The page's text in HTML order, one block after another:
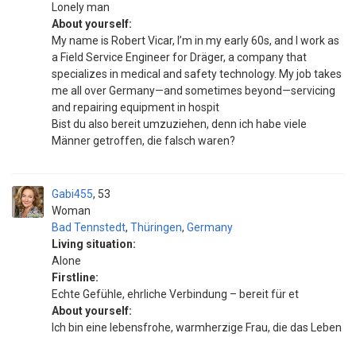
Lonely man
About yourself:
My name is Robert Vicar, I’m in my early 60s, and I work as
a Field Service Engineer for Dräger, a company that
specializes in medical and safety technology. My job takes
me all over Germany—and sometimes beyond—servicing
and repairing equipment in hospit
Bist du also bereit umzuziehen, denn ich habe viele
Männer getroffen, die falsch waren?
Gabi455
Woman
53
Bad Tennstedt, Thüringen, Germany
Living situation:
Alone
Firstline:
Echte Gefühle, ehrliche Verbindung – bereit für et
About yourself:
Ich bin eine lebensfrohe, warmherzige Frau, die das Leben